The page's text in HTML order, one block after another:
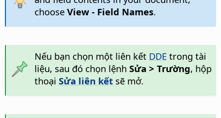
choose View - Field Names.
Nếu bạn chọn một liên kết DDEtrong tài
liệu, sau đó chọn lệnh Sửa > Trường, hộp
thoại Sửa liên kếtsẽ mở.